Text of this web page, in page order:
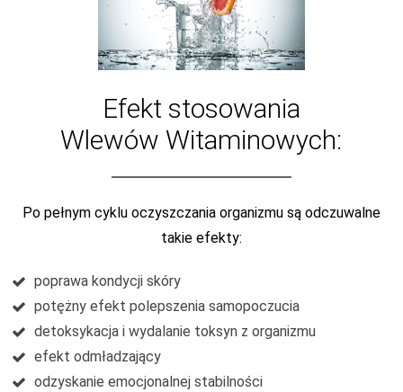
Efekt stosowania
Wlewów Witaminowych:
Po pełnym cyklu oczyszczania organizmu są odczuwalne
takie efekty:
poprawa kondycji skóry
potężny efekt polepszenia samopoczucia
detoksykacja i wydalanie toksyn z organizmu
efekt odmładzający
odzyskanie emocjonalnej stabilności